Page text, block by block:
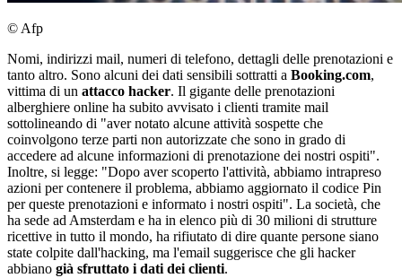
© Afp
Nomi, indirizzi mail, numeri di telefono, dettagli delle prenotazioni e
tanto altro. Sono alcuni dei dati sensibili sottratti a Booking.com,
vittima di un attacco hacker. Il gigante delle prenotazioni
alberghiere online ha subito avvisato i clienti tramite mail
sottolineando di "aver notato alcune attività sospette che
coinvolgono terze parti non autorizzate che sono in grado di
accedere ad alcune informazioni di prenotazione dei nostri ospiti".
Inoltre, si legge: "Dopo aver scoperto l'attività, abbiamo intrapreso
azioni per contenere il problema, abbiamo aggiornato il codice Pin
per queste prenotazioni e informato i nostri ospiti". La società, che
ha sede ad Amsterdam e ha in elenco più di 30 milioni di strutture
ricettive in tutto il mondo, ha rifiutato di dire quante persone siano
state colpite dall'hacking, ma l'email suggerisce che gli hacker
abbiano già sfruttato i dati dei clienti.